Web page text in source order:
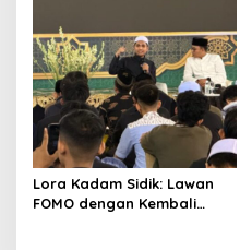
Lora Kadam Sidik: Lawan
FOMO dengan Kembali